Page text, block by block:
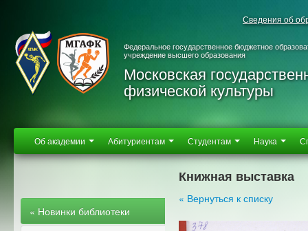
Сведения об
Федеральное государственное бюджетное
учреждение высшего образования
Московская
физической культуры
Об академии Абитуриентам Студентам Наука
« Новинки библиотеки
Книжная выставка
« Вернуться к списку